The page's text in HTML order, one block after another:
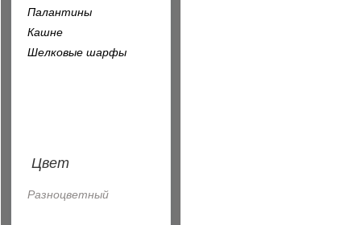
Палантины
Кашне
Шелковые шарфы
Цвет
Разноцветный